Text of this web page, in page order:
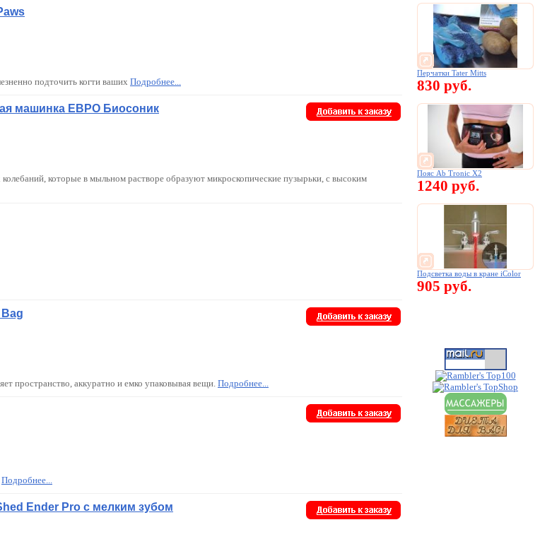
подточить когти ваших Подробнее...
машинка ЕВРО Биосоник
которые в мыльном растворе образуют микроскопические пузырьки, с высоким
пространство, аккуратно и емко упаковывая вещи.Подробнее...
Подробнее...
Ender Pro с мелким зубом
Перчатки Tater Mitts
830 руб.
Пояс Ab Tronic X2
1240 руб.
Подсветка воды в кране iColor
905 руб.